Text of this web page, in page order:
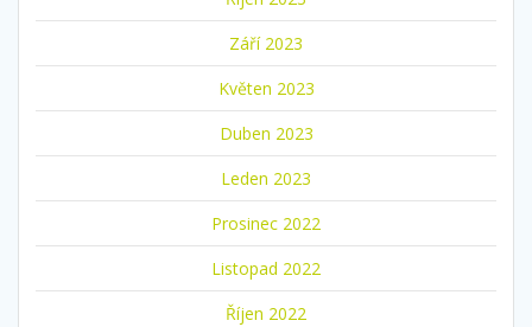
Září 2023
Květen 2023
Duben 2023
Leden 2023
Prosinec 2022
Listopad 2022
Říjen 2022